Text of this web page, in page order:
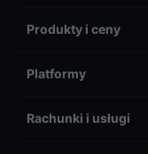
Produkty i ceny
Platformy
Rachunki i usługi